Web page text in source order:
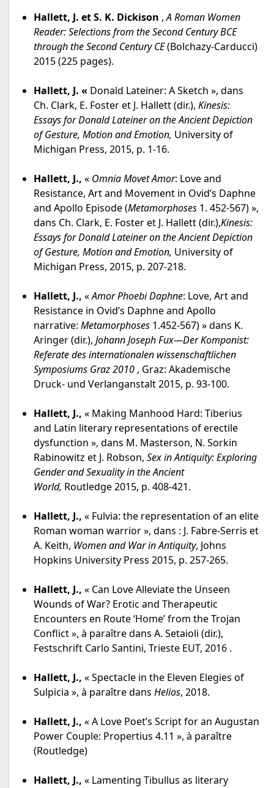
Hallett, J. et S. K. Dickison , A Roman Women
Reader: Selections from the Second Century BCE
through the Second Century CE(Bolchazy-Carducci)
2015 (225 pages).
Hallett, J. « Donald Lateiner: A Sketch », dans
Ch. Clark, E. Foster et J. Hallett (dir.), Kinesis:
Essays for Donald Lateiner on theAncient Depiction
of Gesture, Motion and Emotion, University of
Michigan Press, 2015, p. 1-16.
Hallett, J., « Omnia Movet Amor: Love and
Resistance, Art and Movement in Ovid’s Daphne
and Apollo Episode (Metamorphoses 1. 452-567) »,
dans Ch. Clark, E. Foster et J. Hallett (dir.),Kinesis:
Essays for Donald Lateiner on theAncient Depiction
of Gesture, Motion and Emotion, University of
Michigan Press, 2015, p. 207-218.
Hallett, J., «Amor Phoebi Daphne: Love, Art and
Resistance in Ovid’s Daphne and Apollo
narrative: Metamorphoses 1.452-567) » dans K.
Aringer (dir.), Johann Joseph Fux—Der Komponist:
Referate des internationalen wissenschaftlichen
Symposiums Graz 2010 , Graz: Akademische
Druck- und Verlanganstalt 2015, p. 93-100.
Hallett, J., « Making Manhood Hard: Tiberius
and Latin literary representations of erectile
dysfunction », dans M. Masterson, N. Sorkin
Rabinowitz et J. Robson, Sex in Antiquity: Exploring
Gender and Sexuality in the Ancient
World, Routledge 2015, p. 408-421.
Hallett, J., « Fulvia: the representation of an elite
Roman woman warrior », dans : J. Fabre-Serris et
A. Keith, Women and War inAntiquity, Johns
Hopkins University Press 2015, p. 257-265.
Hallett, J., « Can Love Alleviate the Unseen
Wounds of War? Erotic and Therapeutic
Encounters en Route ‘Home’ from the Trojan
Conflict », à paraître dans A. Setaioli (dir.),
Festschrift Carlo Santini, Trieste EUT, 2016 .
Hallett, J., « Spectacle in the Eleven Elegies of
Sulpicia », à paraître dans Helios, 2018.
Hallett, J., « A Love Poet’s Script for an Augustan
Power Couple: Propertius 4.11 », à paraître
(Routledge)
Hallett, J., « Lamenting Tibullus as literary